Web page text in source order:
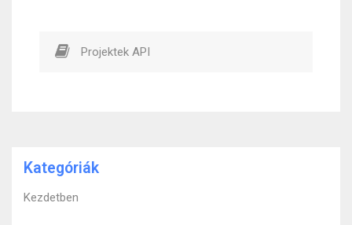
Projektek API
Kategóriák
Kezdetben